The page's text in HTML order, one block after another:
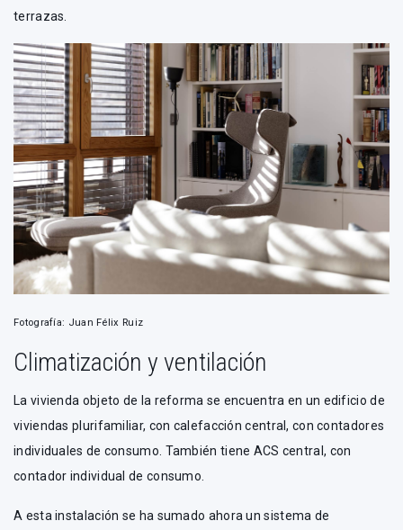
terrazas.
Fotografía: Juan Félix Ruiz
Climatización y ventilación
La vivienda objeto de la reforma se encuentra en un edificio de
viviendas plurifamiliar, con calefacción central, con contadores
individuales de consumo. También tiene ACS central, con
contador individual de consumo.
A esta instalación se ha sumado ahora un sistema de